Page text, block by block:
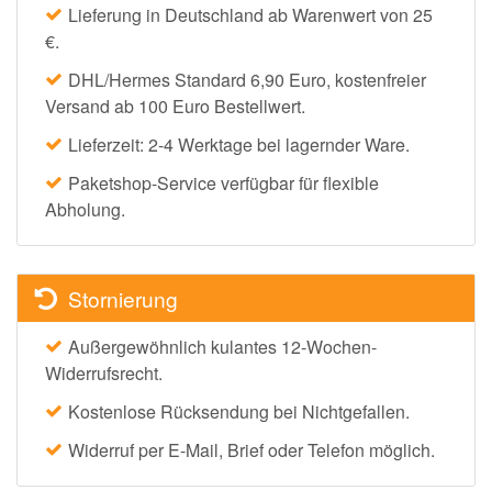
Lieferung in Deutschland ab Warenwert von 25
€.
DHL/Hermes Standard 6,90 Euro, kostenfreier
Versand ab 100 Euro Bestellwert.
Lieferzeit: 2-4 Werktage bei lagernder Ware.
Paketshop-Service verfügbar für flexible
Abholung.
Stornierung
Außergewöhnlich kulantes 12-Wochen-
Widerrufsrecht.
Kostenlose Rücksendung bei Nichtgefallen.
Widerruf per E-Mail, Brief oder Telefon möglich.